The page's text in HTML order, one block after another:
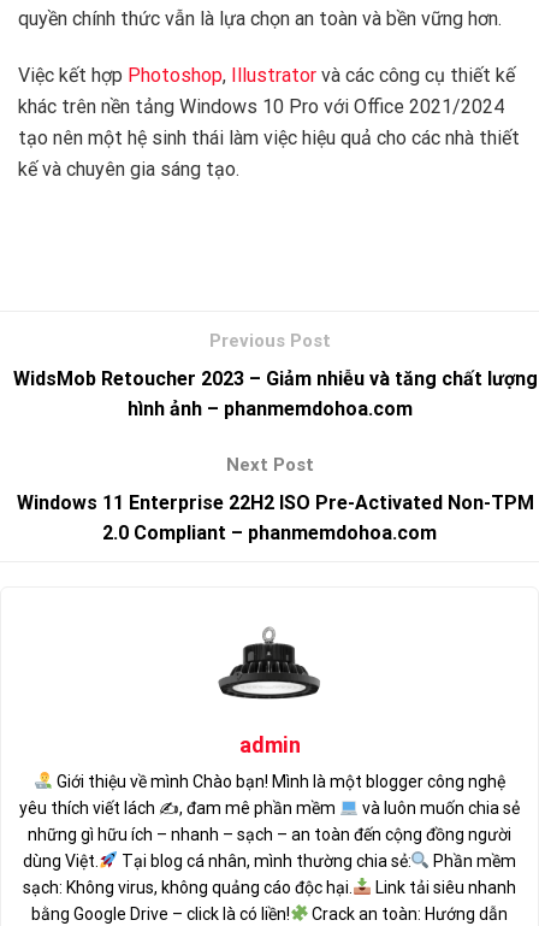
quyền chính thức vẫn là lựa chọn an toàn và bền vững hơn.
Việc kết hợp Photoshop, Illustrator và các công cụ thiết kế
khác trên nền tảng Windows 10 Pro với Office 2021/2024
tạo nên một hệ sinh thái làm việc hiệu quả cho các nhà thiết
kế và chuyên gia sáng tạo.
WidsMob Retoucher 2023 – Giảm nhiễu và tăng chất lượng
hình ảnh – phanmemdohoa.com
Windows 11 Enterprise 22H2 ISO Pre-Activated Non-TPM
2.0 Compliant – phanmemdohoa.com
admin
Giới thiệu về mình Chào bạn! Mình là một blogger công nghệ
yêu thích viết lách ✍, đam mê phần mềm
và luôn muốn chia sẻ
những gì hữu ích – nhanh – sạch – an toàn đến cộng đồng người
dùng Việt.
Tại blog cá nhân, mình thường chia sẻ:
Phần mềm
sạch: Không virus, không quảng cáo độc hại.
Link tải siêu nhanh
bằng Google Drive – click là có liền!
Crack an toàn: Hướng dẫn